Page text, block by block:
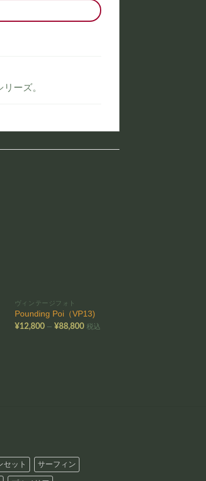
ーズ。
ヴィンテージフォト
Pounding Poi（VP13)
¥12,800 – ¥88,800価税込
セット サーフィン